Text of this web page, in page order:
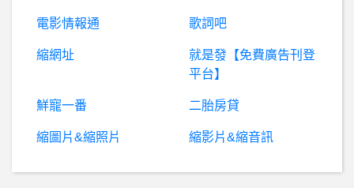
卡多摩辦的親子市集評價?
電影情報通 歌詞吧
縮網址
就是發【免費廣告刊登
平台】
鮮寵一番 二胎房貸
縮圖片&縮照片 縮影片&縮音訊